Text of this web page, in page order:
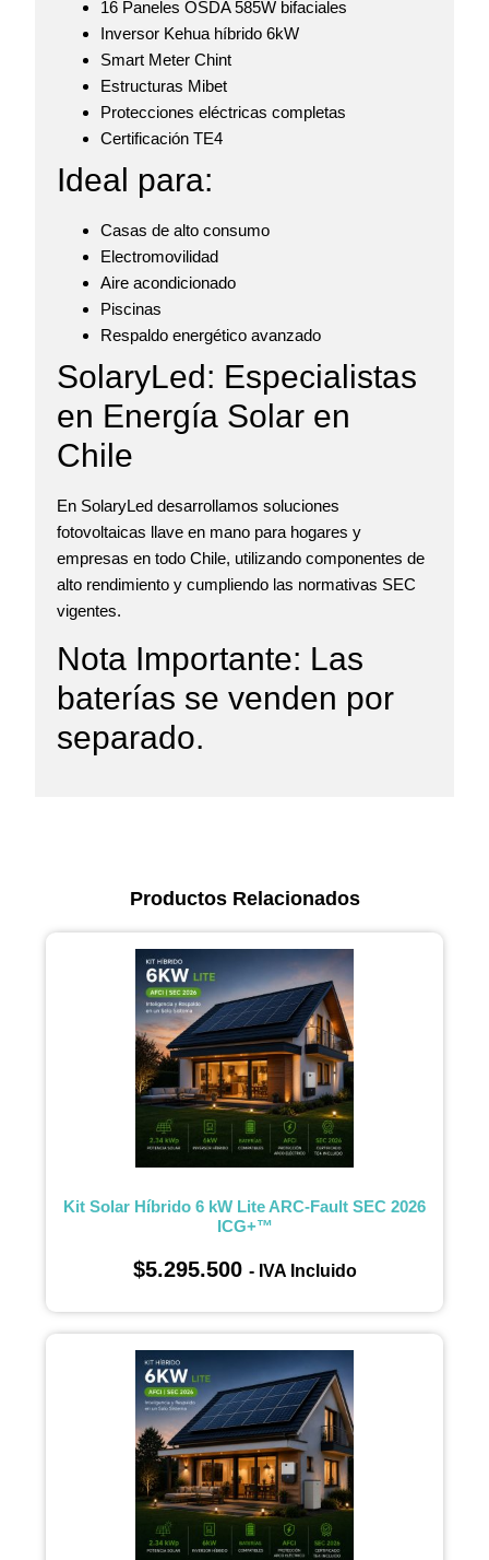
16 Paneles OSDA 585W bifaciales
Inversor Kehua híbrido 6kW
Smart Meter Chint
Estructuras Mibet
Protecciones eléctricas completas
Certificación TE4
Ideal para:
Casas de alto consumo
Electromovilidad
Aire acondicionado
Piscinas
Respaldo energético avanzado
SolaryLed: Especialistas
en Energía Solar en
Chile
En SolaryLed desarrollamos soluciones
fotovoltaicas llave en mano para hogares y
empresas en todo Chile, utilizando componentes de
alto rendimiento y cumpliendo las normativas SEC
vigentes.
Nota Importante: Las
baterías se venden por
separado.
Productos Relacionados
Kit Solar Híbrido 6 kW Lite ARC-Fault SEC 2026
ICG+™
$5.295.500 - IVA Incluido